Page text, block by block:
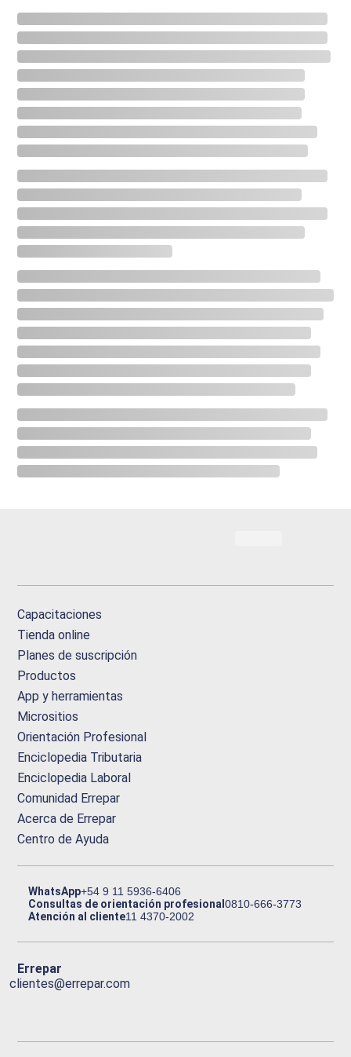
Capacitaciones
Tienda online
Planes de suscripción
Productos
App y herramientas
Micrositios
Orientación Profesional
Enciclopedia Tributaria
Enciclopedia Laboral
Comunidad Errepar
Acerca de Errepar
Centro de Ayuda
WhatsApp+54 9 11 5936-6406
Consultas de orientación profesional0810-666-3773
Atención al cliente11 4370-2002
Errepar
clientes@errepar.com